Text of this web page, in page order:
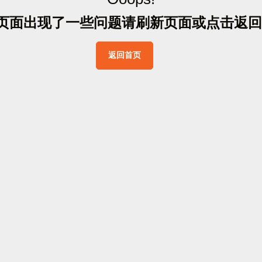
面出现了一些问题请刷新页面或点击返 回
返回首页